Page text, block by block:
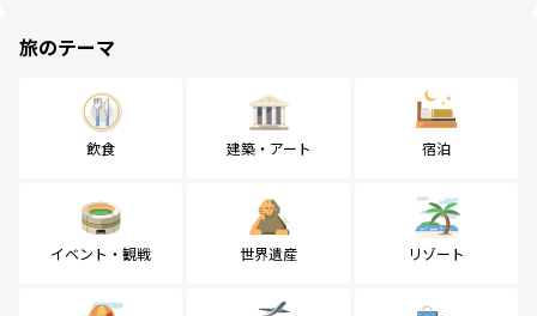
旅のテーマ
飲食 建築・アート 宿泊
イベント・観戦 世界遺産 リゾート